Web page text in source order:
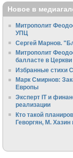
Новое в
Митрополит
УПЦ
Сергей Марнов.
Митрополит
балласте в
Избранные стихи
Марк Смирнов:
Европы
Эксперт IT и
реализации
Кто такой
Геворгян, М. Хазин